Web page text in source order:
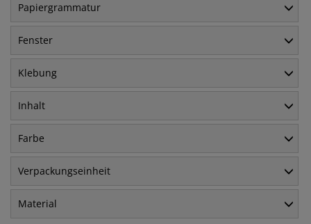
Papiergrammatur
Fenster
Klebung
Inhalt
Farbe
Verpackungseinheit
Material